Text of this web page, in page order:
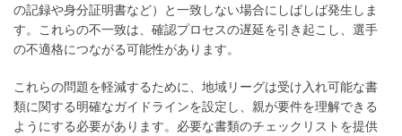
の記録や身分証明書など）と一致しない場合にしばしば発生しま
す。これらの不一致は、確認プロセスの遅延を引き起こし、選手
の不適格につながる可能性があります。
これらの問題を軽減するために、地域リーグは受け入れ可能な書
類に関する明確なガイドラインを設定し、親が要件を理解できる
ようにする必要があります。必要な書類のチェックリストを提供